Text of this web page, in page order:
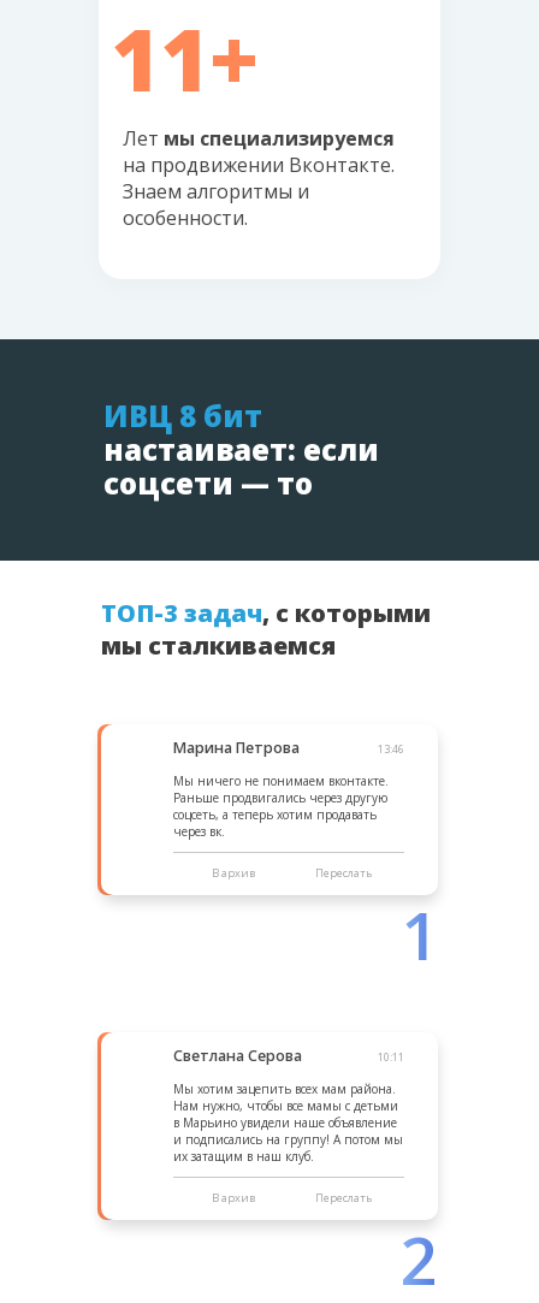
11+
Лет мы специализируемся
на продвижении Вконтакте.
Знаем алгоритмы и
особенности.
ИВЦ 8 бит
настаивает: если
соцсети — то
ТОП-3 задач, с которыми
мы сталкиваемся
Марина Петрова 13:46
Мы ничего не понимаем вконтакте.
Раньше продвигались через другую
соцсеть, а теперь хотим продавать
через вк.
В архив Переслать
1
Светлана Серова 10:11
Мы хотим зацепить всех мам района.
Нам нужно, чтобы все мамы с детьми
в Марьино увидели наше объявление
и подписались на группу! А потом мы
их затащим в наш клуб.
В архив Переслать
2